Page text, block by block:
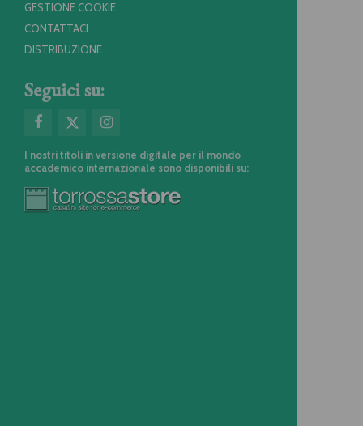
GESTIONE COOKIE
CONTATTACI
DISTRIBUZIONE
Seguici su:
I nostri titoli in versione digitale per il mondo
accademico internazionale sono disponibili su: